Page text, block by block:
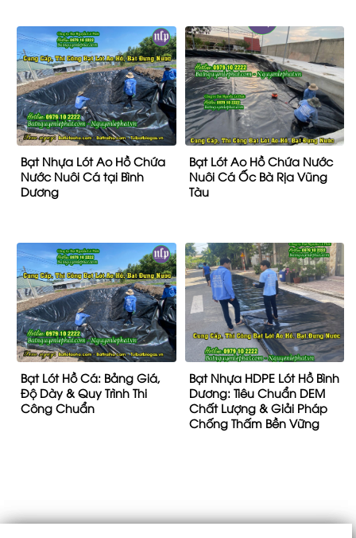
Bạt Nhựa Lót Ao Hồ Chứa
Nước Nuôi Cá tại Bình
Dương
Bạt Lót Ao Hồ Chứa Nước
Nuôi Cá Ốc Bà Rịa Vũng
Tàu
Bạt Lót Hồ Cá: Bảng Giá,
Độ Dày & Quy Trình Thi
Công Chuẩn
Bạt Nhựa HDPE Lót Hồ Bình
Dương: Tiêu Chuẩn DEM
Chất Lượng & Giải Pháp
Chống Thấm Bền Vững